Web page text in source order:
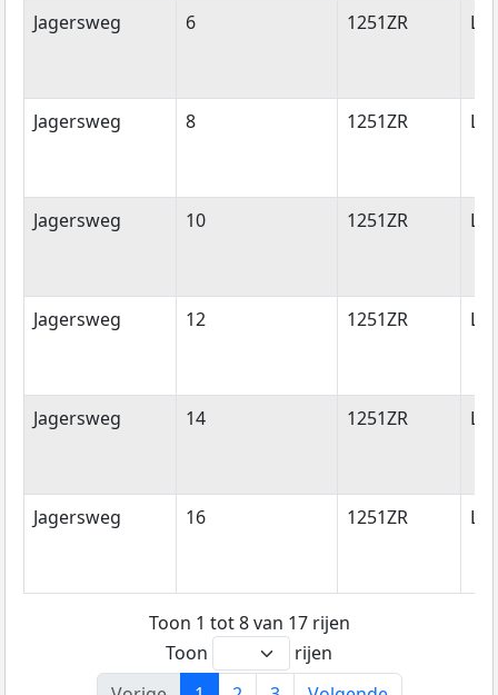
Jagersweg 6 1251ZR
Jagersweg 8 1251ZR
Jagersweg 10 1251ZR
Jagersweg 12 1251ZR
Jagersweg 14 1251ZR
Jagersweg 16 1251ZR
Toon 1 tot 8 van 17 rijen
Toon
rijen